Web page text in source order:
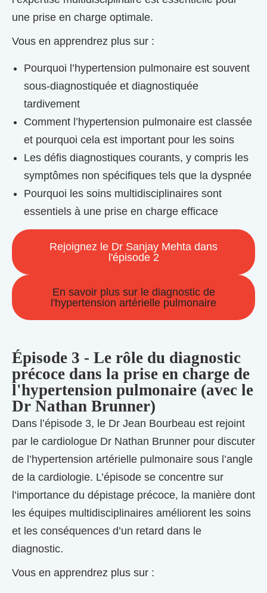
une prise en charge optimale.
Vous en apprendrez plus sur :
Pourquoi l’hypertension pulmonaire est souvent
sous-diagnostiquée et diagnostiquée
tardivement
Comment l’hypertension pulmonaire est classée
et pourquoi cela est important pour les soins
Les défis diagnostiques courants, y compris les
symptômes non spécifiques tels que la dyspnée
Pourquoi les soins multidisciplinaires sont
essentiels à une prise en charge efficace
Rejoignez le Dr Sanjay Mehta dans
l'épisode 2
En savoir plus sur le diagnostic de
l'hypertension artérielle pulmonaire
Épisode 3 - Le rôle du diagnostic
précoce dans la prise en charge de
l'hypertension pulmonaire (avec le
Dr Nathan Brunner)
Dans l’épisode 3, le Dr Jean Bourbeau est rejoint
par le cardiologue Dr Nathan Brunner pour discuter
de l’hypertension artérielle pulmonaire sous l’angle
de la cardiologie. L’épisode se concentre sur
l’importance du dépistage précoce, la manière dont
les équipes multidisciplinaires améliorent les soins
et les conséquences d’un retard dans le
diagnostic.
Vous en apprendrez plus sur :